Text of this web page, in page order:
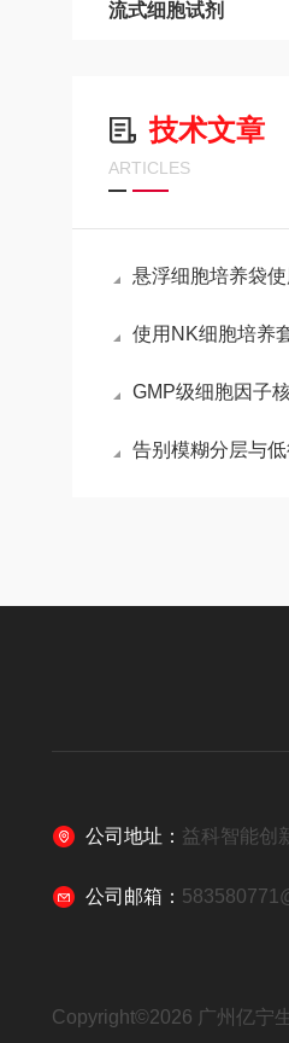
流式细胞试剂
技术文章
ARTICLES
悬浮细胞培养袋
使用NK细胞培养套装有
GMP级细胞因子
告别模糊分层与低得率：淋巴细胞分离液实验
公司地址： 益科智能创
公司邮箱：
Copyright©2026 广州亿宁